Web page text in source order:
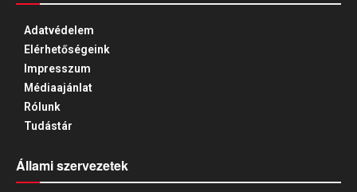
Adatvédelem
Elérhetőségeink
Impresszum
Médiaajánlat
Rólunk
Tudástár
Állami szervezetek